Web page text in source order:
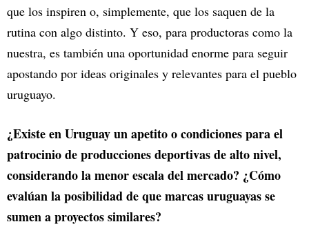
que los inspiren o, simplemente, que los saquen de la
rutina con algo distinto. Y eso, para productoras como la
nuestra, es también una oportunidad enorme para seguir
apostando por ideas originales y relevantes para el pueblo
uruguayo.
¿Existe en Uruguay un apetito o condiciones para el
patrocinio de producciones deportivas de alto nivel,
considerando la menor escala del mercado? ¿Cómo
evalúan la posibilidad de que marcas uruguayas se
sumen a proyectos similares?